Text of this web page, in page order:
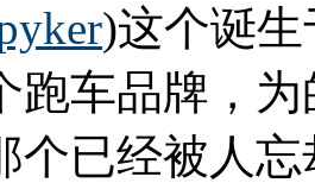
)这个诞
跑车品牌，
个已经被人